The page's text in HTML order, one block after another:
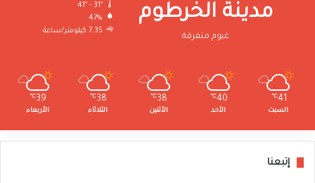
مدينة الخرطوم
غيوم متفرقة
41º - 31º
47%
7.35 كيلومتر/ساعة
41
℃
السبت
40
℃
الأحد
38
℃
الأثنين
38
℃
الثلاثاء
39
℃
الأربعاء
إتبعنا